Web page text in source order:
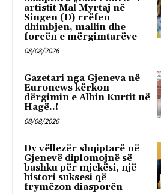
artistit Mal Myrtaj në
Singen (D) rrëfen
dhimbjen, mallin dhe
forcën e mërgimtarëve
08/08/2026
Gazetari nga Gjeneva në
Euronews kërkon
dërgimin e Albin Kurtit në
Hagë..!
08/08/2026
Dy vëllezër shqiptarë në
Gjenevë diplomojnë së
bashku për mjekësi, një
histori suksesi që
frymëzon diasporën